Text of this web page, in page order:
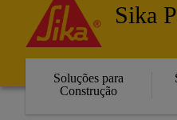
Sika
Soluções para
Construção